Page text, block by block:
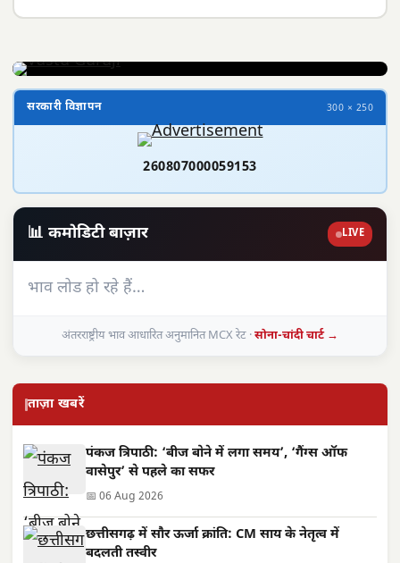
सरकारी विज्ञापन 300 × 250
260807000059153
📊 कमोडिटी बाज़ार LIVE
भाव लोड हो रहे हैं…
अंतरराष्ट्रीय भाव आधारित अनुमानित MCX रेट ·सोना-चांदी चार्ट →
ताज़ा खबरें
पंकज त्रिपाठी: ‘बीज बोने में लगा समय’, ‘गैंग्स ऑफ
वासेपुर’ से पहले का सफर
📅 06 Aug 2026
छत्तीसगढ़ में सौर ऊर्जा क्रांति: CM साय के नेतृत्व में
बदलती तस्वीर